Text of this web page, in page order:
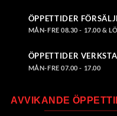
ÖPPETTIDER
MÅN-FRE 08.30 - 17.00 &
ÖPPETTIDER
MÅN-FRE 07.00 - 17.00
AVVIKANDE